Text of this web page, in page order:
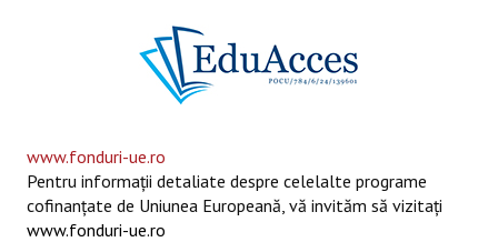
SUPORT EDUCAȚIONAL MATEMATICĂ- INFORMATICĂ
SERVICII PSIHO-SOCIALE
www.fonduri-ue.ro
Pentru informaţii detaliate despre celelalte programe
cofinanţate de Uniunea Europeană, vă invităm să vizitaţi
www.fonduri-ue.ro